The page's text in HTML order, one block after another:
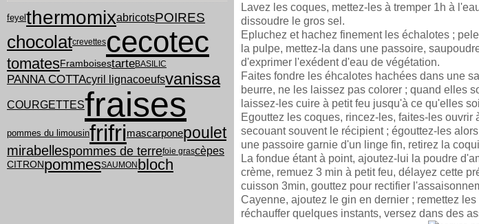
feyelthermomixabricotsPOIRES
chocolatcrevettescecotec
tomatesFramboisestarteBASILIC
PANNA COTTAcyril lignacoeufsvanissa
COURGETTESfraises
pommes du limousinfrifrimascarponepoulet
mirabellespommes de terrefoie grascèpes
CITRON pommesSAUMONbloch
Lavez les coques, mettez-les à tremper 1h à
dissoudre le gros sel.
Epluchez et hachez finement les échalotes ;
la pulpe, mettez-la dans une passoire,
d'exprimer l'exédent d'eau de végétation.
Faites fondre les éhcalotes hachées dans une
beurre, ne les laissez pas colorer ; quand elles
laissez-les cuire à petit feu jusqu'à ce qu'elles
Egouttez les coques, rincez-les, faites-les
secouant souvent le récipient ; égouttez-les
une passoire garnie d'un linge fin, retirez la
La fondue étant à point, ajoutez-lui la poudre
crème, remuez 3 min à petit feu, délayez cette
cuisson 3min, gouttez pour rectifier
Cayenne, ajoutez le gin en dernier ; remettez
réchauffer quelques instants, versez dans des